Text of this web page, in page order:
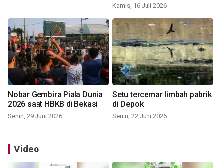
Kamis, 16 Juli 2026
Nobar Gembira Piala Dunia
2026 saat HBKB di Bekasi
Senin, 29 Juni 2026
Setu tercemar limbah pabrik
di Depok
Senin, 22 Juni 2026
Video